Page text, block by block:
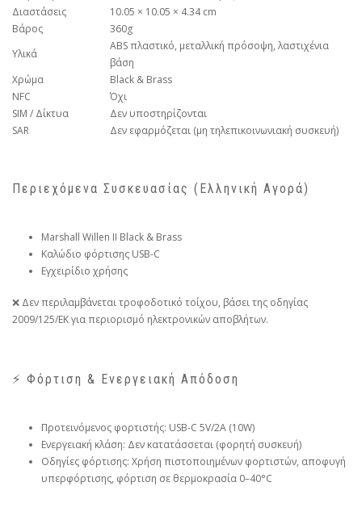
Διαστάσεις
10.05 × 10.05 × 4.34 cm
Βάρος
360g
Υλικά
ABS πλαστικό, μεταλλική πρόσοψη, λαστιχένια
βάση
Χρώμα
Black & Brass
NFC
Όχι
SIM / Δίκτυα
Δεν υποστηρίζονται
SAR
Δεν εφαρμόζεται (μη τηλεπικοινωνιακή συσκευή)
Περιεχόμενα Συσκευασίας (Ελληνική Αγορά)
Marshall Willen II Black & Brass
Καλώδιο φόρτισης USB-C
Εγχειρίδιο χρήσης
❌ Δεν περιλαμβάνεται τροφοδοτικό τοίχου, βάσει της οδηγίας
2009/125/ΕΚ για περιορισμό ηλεκτρονικών αποβλήτων.
⚡ Φόρτιση & Ενεργειακή Απόδοση
Προτεινόμενος φορτιστής: USB-C 5V/2A (10W)
Ενεργειακή κλάση: Δεν κατατάσσεται (φορητή συσκευή)
Οδηγίες φόρτισης: Χρήση πιστοποιημένων φορτιστών, αποφυγή
υπερφόρτισης, φόρτιση σε θερμοκρασία 0–40°C